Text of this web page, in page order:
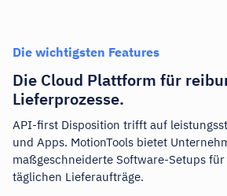
Die wichtigsten Features
Die Cloud Plattform für
Lieferprozesse.
API-first Disposition trifft auf
und Apps. MotionTools bietet
maßgeschneiderte Software-Setups
täglichen Lieferaufträge.